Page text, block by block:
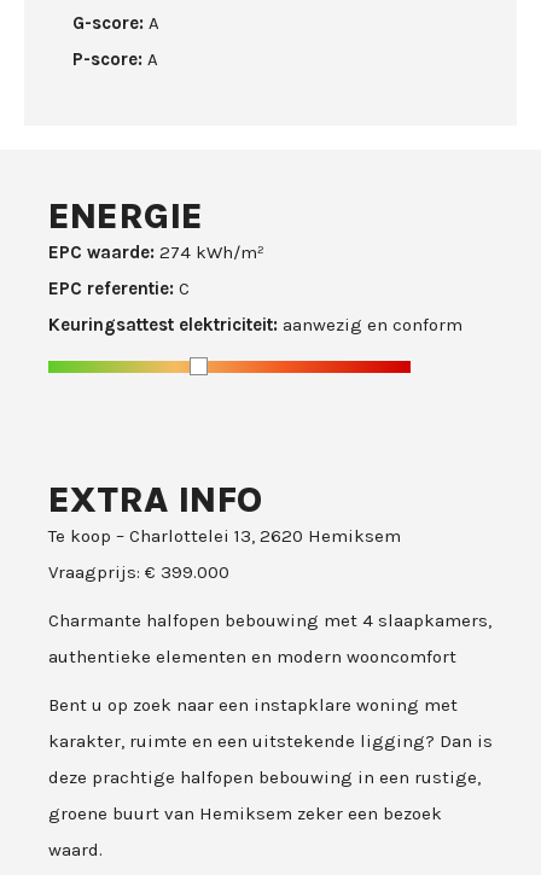
G-score: A
P-score: A
ENERGIE
EPC waarde: 274 kWh/m²
EPC referentie: C
Keuringsattest elektriciteit: aanwezig en conform
EXTRA INFO
Te koop – Charlottelei 13, 2620 Hemiksem
Vraagprijs: € 399.000
Charmante halfopen bebouwing met 4 slaapkamers,
authentieke elementen en modern wooncomfort
Bent u op zoek naar een instapklare woning met
karakter, ruimte en een uitstekende ligging? Dan is
deze prachtige halfopen bebouwing in een rustige,
groene buurt van Hemiksem zeker een bezoek
waard.